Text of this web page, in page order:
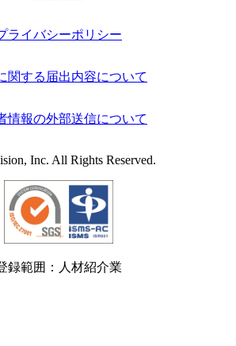
ライバシーポリシー
関する届出内容について
情報の外部送信について
Inc. All Rights Reserved.
録範囲：人材紹介業